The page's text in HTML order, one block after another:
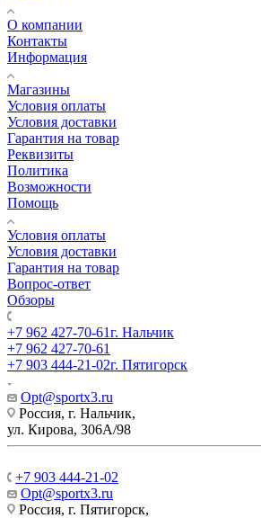
О компании
Контакты
Информация
Магазины
Условия оплаты
Условия доставки
Гарантия на товар
Реквизиты
Политика
Возможности
Помощь
Условия оплаты
Условия доставки
Гарантия на товар
Вопрос-ответ
Обзоры
+7 962 427-70-61г. Нальчик
+7 962 427-70-61
+7 903 444-21-02г. Пятигорск
Opt@sportx3.ru
Россия, г. Нальчик,
ул. Кирова, 306А/98
+7 903 444-21-02
Opt@sportx3.ru
Россия, г. Пятигорск,